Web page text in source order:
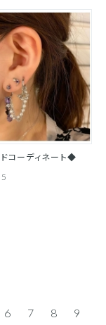
コーディネート◆
6 7 8 9